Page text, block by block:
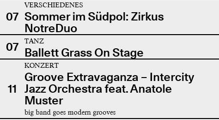
07
VERSCHIEDENES
Sommer im Südpol: Zirkus
NotreDuo
07
TANZ
Ballett Grass On Stage
11
KONZERT
Groove Extravaganza – Intercity
Jazz Orchestra feat. Anatole
Muster
big band goes modern grooves